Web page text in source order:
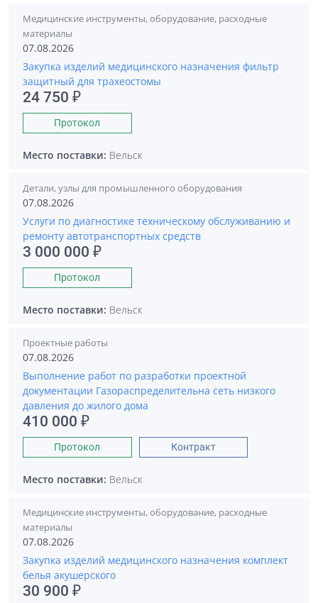
Медицинские инструменты, оборудование, расходные
материалы
07.08.2026
Закупка изделий медицинского назначения фильтр
защитный для трахеостомы
24 750 ₽
Протокол
Место поставки: Вельск
Детали, узлы для промышленного оборудования
07.08.2026
Услуги по диагностике техническому обслуживанию и
ремонту автотранспортных средств
3 000 000 ₽
Протокол
Место поставки: Вельск
Проектные работы
07.08.2026
Выполнение работ по разработки проектной
документации Газораспределительна сеть низкого
давления до жилого дома
410 000 ₽
Протокол Контракт
Место поставки: Вельск
Медицинские инструменты, оборудование, расходные
материалы
07.08.2026
Закупка изделий медицинского назначения комплект
белья акушерского
30 900 ₽